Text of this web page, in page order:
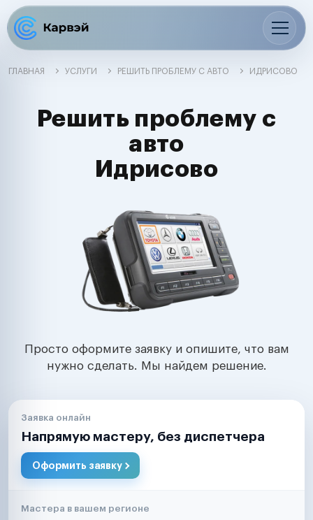
ГЛАВНАЯ УСЛУГИ РЕШИТЬ ПРОБЛЕМУ С АВТО ИДРИСОВО
Решить проблему с
авто
Идрисово
Просто оформите заявку и опишите, что вам
нужно сделать. Мы найдем решение.
Заявка онлайн
Напрямую мастеру, без диспетчера
Оформить заявку
Мастера в вашем регионе